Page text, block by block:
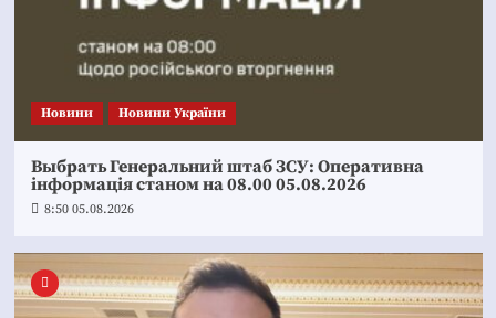
Новини Новини України
Выбрать Генеральний штаб ЗСУ: Оперативна
інформація станом на 08.00 05.08.2026
8:50 05.08.2026